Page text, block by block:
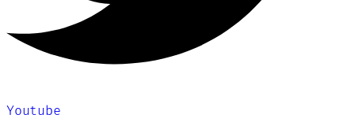
Youtube